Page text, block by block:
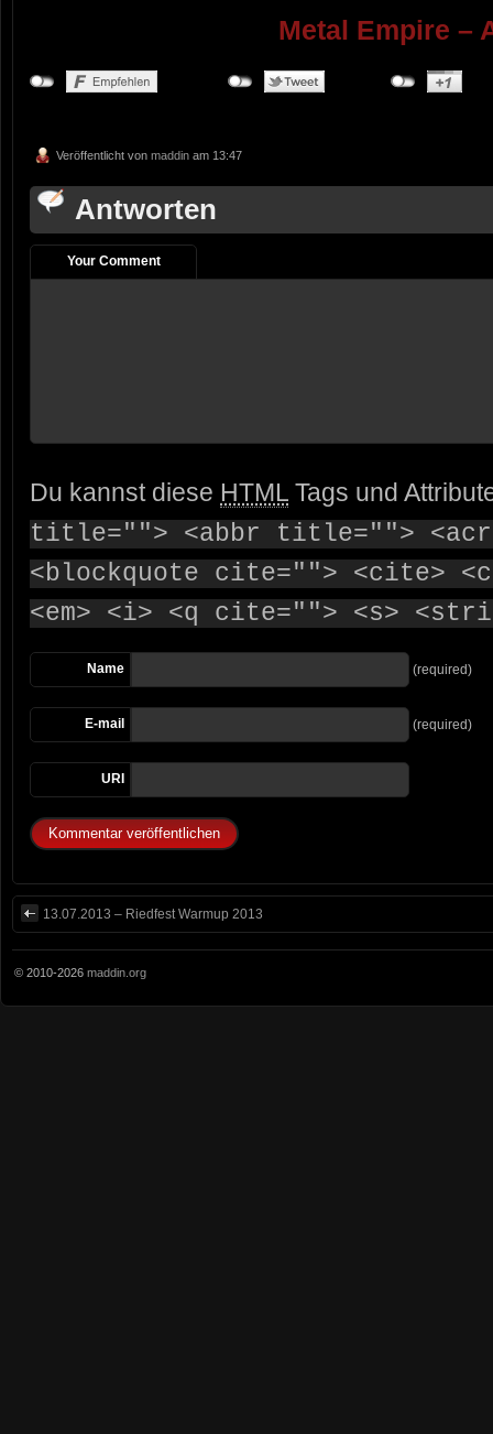
Metal Empire –
Veröffentlicht von maddin am 13:47
Antworten
Your Comment
Du kannst diese HTML Tags und
title=""> <abbr title="">
<blockquote cite=""> <cite>
<em> <i> <q cite=""> <s>
Name (required)
E-mail (required)
URI
13.07.2013 – Riedfest Warmup 2013
© 2010-2026 maddin.org